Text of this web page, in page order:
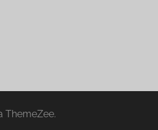
ThemeZee.